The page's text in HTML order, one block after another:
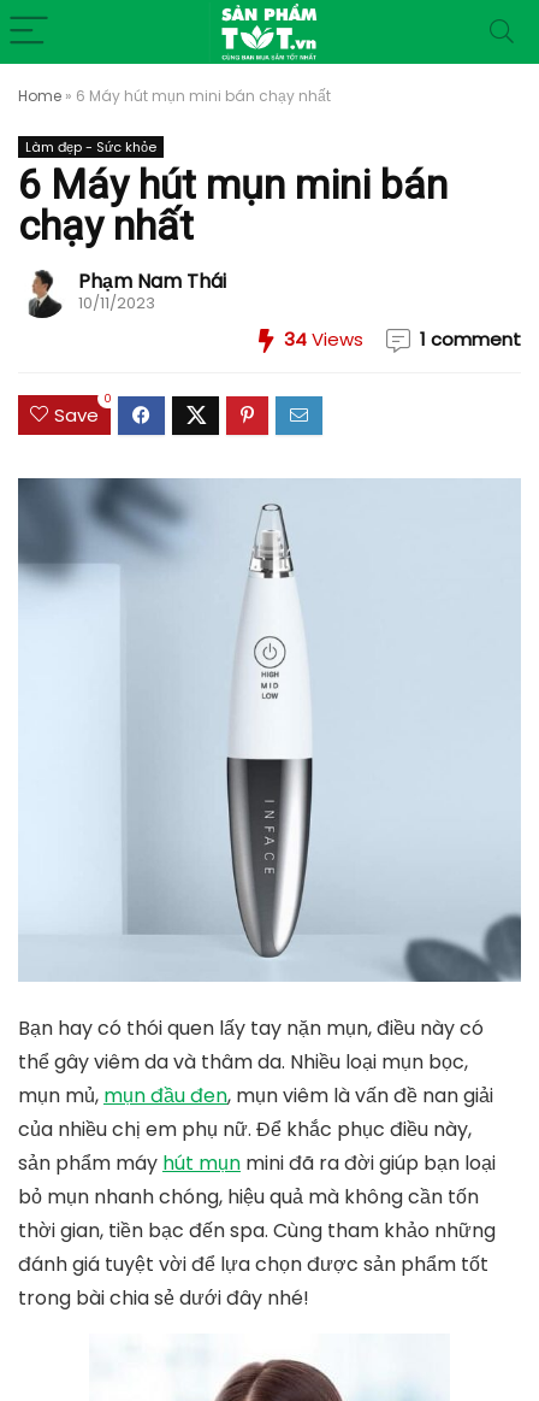
Home » 6 Máy hút mụn mini bán chạy nhất
Làm đẹp - Sức khỏe
6 Máy hút mụn mini bán
chạy nhất
Phạm Nam Thái
10/11/2023
34Views 1 comment
Save
0
Bạn hay có thói quen lấy tay nặn mụn, điều này có
thể gây viêm da và thâm da. Nhiều loại mụn bọc,
mụn mủ, mụn đầu đen, mụn viêm là vấn đề nan giải
của nhiều chị em phụ nữ. Để khắc phục điều này,
sản phẩm máy hút mụn mini đã ra đời giúp bạn loại
bỏ mụn nhanh chóng, hiệu quả mà không cần tốn
thời gian, tiền bạc đến spa. Cùng tham khảo những
đánh giá tuyệt vời để lựa chọn được sản phẩm tốt
trong bài chia sẻ dưới đây nhé!